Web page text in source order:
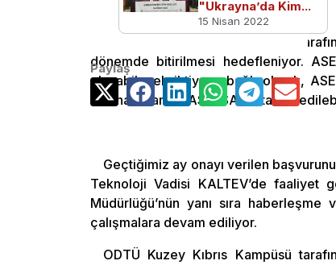
çalışmalara devam ediliyor.
ODTÜ Kuzey Kıbrıs Kampüsü
dönemde bitirilmesi hedefleniyor.
oluşabilecek ihtiyaca bağlı olarak,
bulunan alan da ASELSAN’a tahsis
Geçtiğimiz ay onayı verilen
Teknoloji Vadisi KALTEV’de faaliyet
Müdürlüğü’nün yanı sıra
çalışmalara devam ediliyor.
ODTÜ Kuzey Kıbrıs Kampüsü
"Ukrayna’da Kim...
15 Nisan 2022
Paylaş